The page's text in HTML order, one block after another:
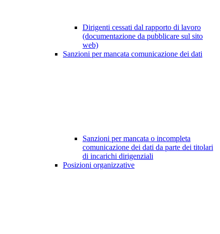
Dirigenti cessati dal rapporto di lavoro
(documentazione da pubblicare sul sito
web)
Sanzioni per mancata comunicazione dei dati
Sanzioni per mancata o incompleta
comunicazione dei dati da parte dei titolari
di incarichi dirigenziali
Posizioni organizzative